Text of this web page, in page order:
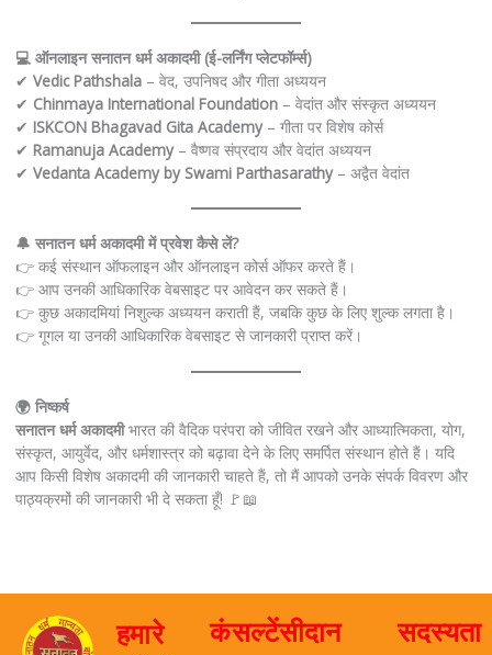
💻 ऑनलाइन सनातन धर्म अकादमी (ई-लर्निंग प्लेटफॉर्म्स)
✔ Vedic Pathshala– वेद, उपनिषद और गीता अध्ययन
✔ Chinmaya International Foundation– वेदांत और संस्कृत अध्ययन
✔ ISKCON Bhagavad Gita Academy– गीता पर विशेष कोर्स
✔ Ramanuja Academy– वैष्णव संप्रदाय और वेदांत अध्ययन
✔ Vedanta Academy by Swami Parthasarathy– अद्वैत वेदांत
🔔 सनातन धर्म अकादमी में प्रवेश कैसे लें?
👉 कई संस्थान ऑफलाइन और ऑनलाइन कोर्स ऑफर करते हैं।
👉 आप उनकी आधिकारिक वेबसाइट पर आवेदन कर सकते हैं।
👉 कुछ अकादमियां निशुल्क अध्ययन कराती हैं, जबकि कुछ के लिए शुल्क लगता है।
👉 गूगल या उनकी आधिकारिक वेबसाइट से जानकारी प्राप्त करें।
🌍 निष्कर्ष
सनातन धर्म अकादमीभारत की वैदिक परंपरा को जीवित रखने और आध्यात्मिकता, योग,
संस्कृत, आयुर्वेद, और धर्मशास्त्र को बढ़ावा देने के लिए समर्पित संस्थान होते हैं। यदि
आप किसी विशेष अकादमी की जानकारी चाहते हैं, तो मैं आपको उनके संपर्क विवरण और
पाठ्यक्रमों की जानकारी भी दे सकता हूँ! 🚩📖
हमारे
कंसल्टेंसीदान सदस्यता